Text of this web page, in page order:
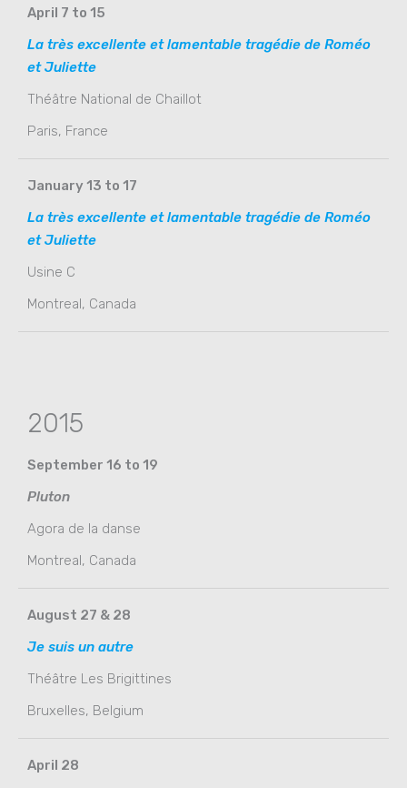
April 7 to 15
La très excellente et lamentable tragédie de Roméo
et Juliette
Théâtre National de Chaillot
Paris, France
January 13 to 17
La très excellente et lamentable tragédie de Roméo
et Juliette
Usine C
Montreal, Canada
2015
September 16 to 19
Pluton
Agora de la danse
Montreal, Canada
August 27 & 28
Je suis un autre
Théâtre Les Brigittines
Bruxelles, Belgium
April 28